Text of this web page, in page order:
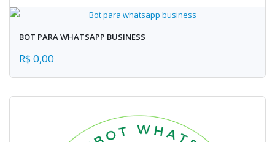
BOT PARA WHATSAPP BUSINESS
R$ 0,00